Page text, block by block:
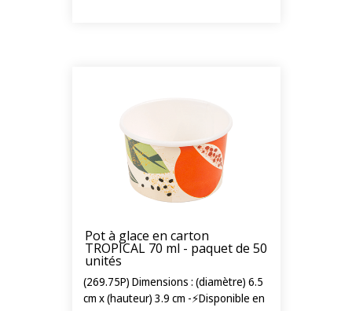
Pot à glace en carton
TROPICAL 70 ml - paquet de 50
unités
(269.75P) Dimensions : (diamètre) 6.5
cm x (hauteur) 3.9 cm -⚡Disponible en